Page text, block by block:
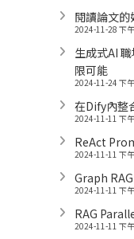
閱讀論文的
2024-11-28 下
生成式AI
限可能
2024-11-24 下
在Dify內整
2024-11-11 下
ReAct
2024-11-11 下
Graph
2024-11-11 下
RAG
2024-11-11 下